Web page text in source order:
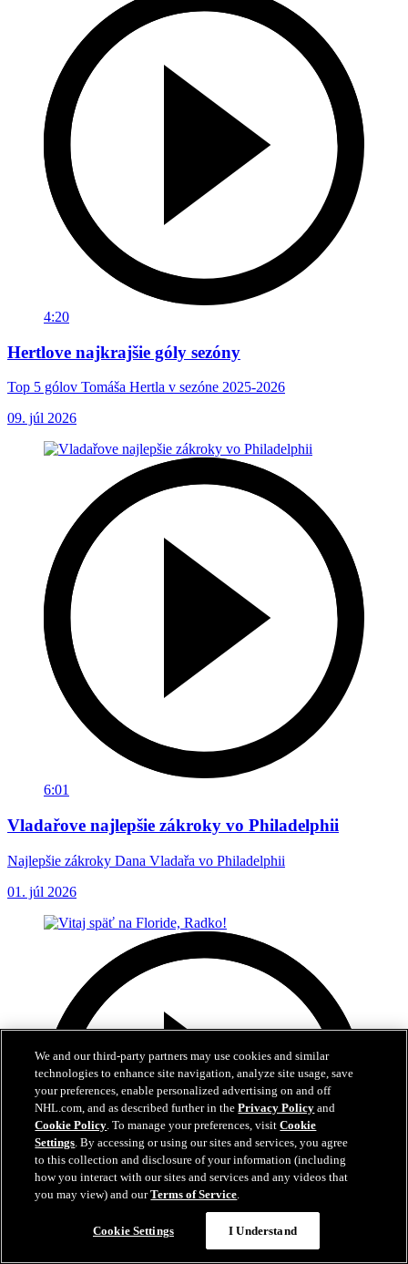
4:20
Hertlove najkrajšie góly sezóny
Top 5 gólov Tomáša Hertla v sezóne 2025-2026
09. júl 2026
6:01
Vladařove najlepšie zákroky vo Philadelphii
Najlepšie zákroky Dana Vladařa vo Philadelphii
01. júl 2026
We and our third-party partners may use cookies and similar
technologies to enhance site navigation, analyze site usage, save
your preferences, enable personalized advertising on and off
NHL.com, and as described further in thePrivacy Policy and
Cookie Policy. To manage your preferences, visitCookie
Settings. By accessing or using our sites and services, you agree
to this collection and disclosure of your information (including
how you interact with our sites and services and any videos that
you may view) and ourTerms of Service.
Cookie Settings I Understand